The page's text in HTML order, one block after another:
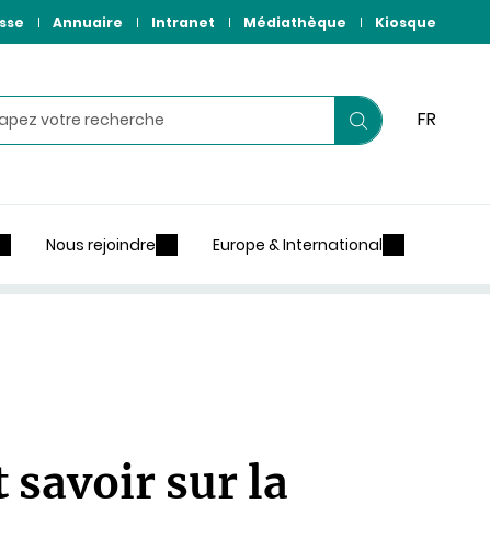
Annuaire Intranet Médiathèque Kiosque
Lancer
FR
Nous rejoindre Europe & International
savoir sur la